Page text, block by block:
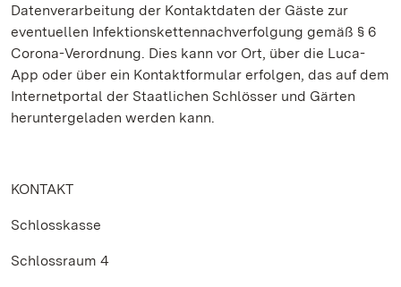
Datenverarbeitung der Kontaktdaten der Gäste zur
eventuellen Infektionskettennachverfolgung gemäß § 6
Corona-Verordnung. Dies kann vor Ort, über die Luca-
App oder über ein Kontaktformular erfolgen, das auf dem
Internetportal der Staatlichen Schlösser und Gärten
heruntergeladen werden kann.
KONTAKT
Schlosskasse
Schlossraum 4